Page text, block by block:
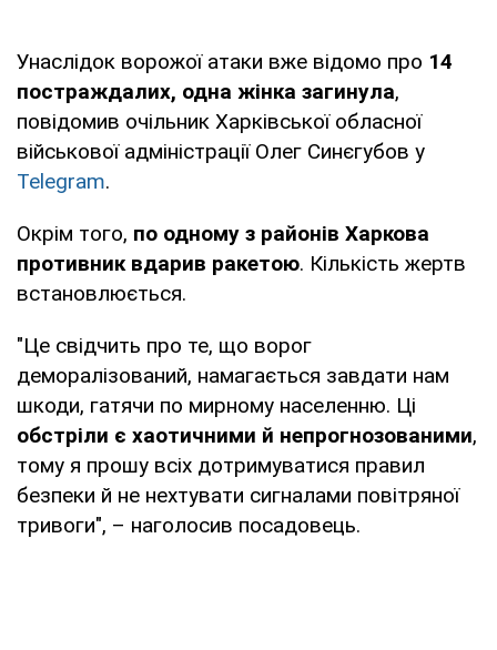
Унаслідок ворожої атаки вже відомо про 14
постраждалих, одна жінка загинула,
повідомив очільник Харківської обласної
військової адміністрації Олег Синєгубов у
Telegram.
Окрім того, по одному з районів Харкова
противник вдарив ракетою. Кількість жертв
встановлюється.
"Це свідчить про те, що ворог
деморалізований, намагається завдати нам
шкоди, гатячи по мирному населенню. Ці
обстріли є хаотичними й непрогнозованими,
тому я прошу всіх дотримуватися правил
безпеки й не нехтувати сигналами повітряної
тривоги", – наголосив посадовець.